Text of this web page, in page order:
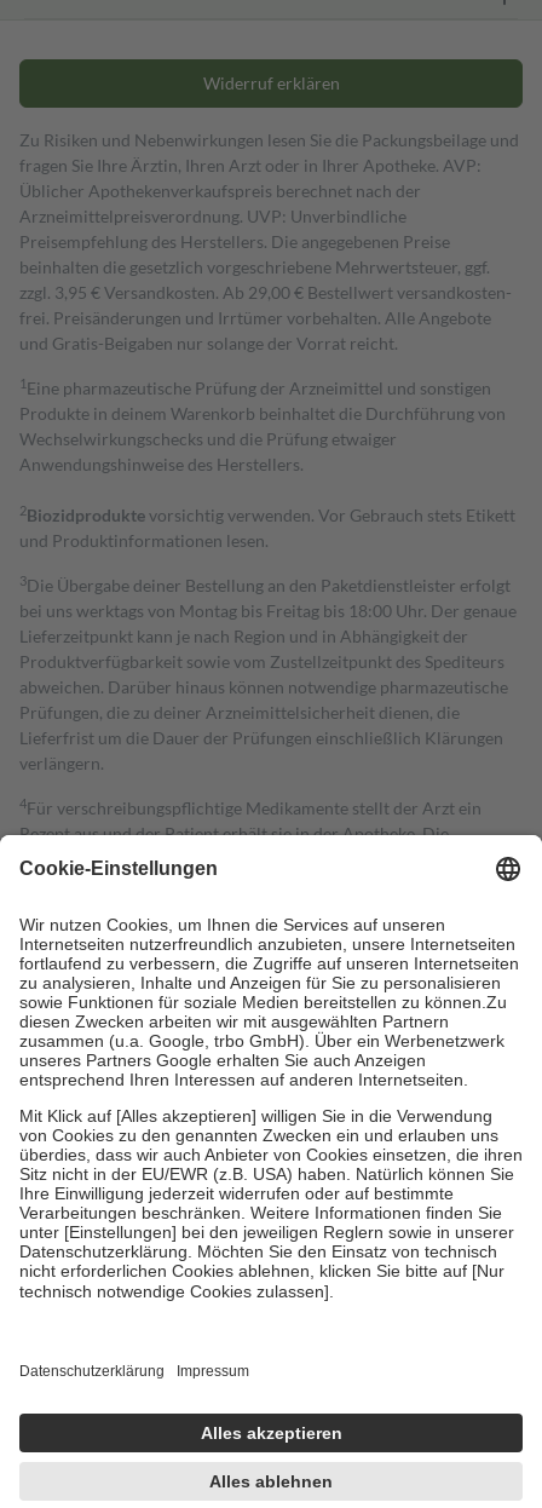
Widerruf erklären
Zu Risiken und Nebenwirkungen lesen Sie die Packungsbeilage und
fragen Sie Ihre Ärztin, Ihren Arzt oder in Ihrer Apotheke. AVP:
Üblicher Apothekenverkaufspreis berechnet nach der
Arzneimittelpreisverordnung. UVP: Unverbindliche
Preisempfehlung des Herstellers. Die angegebenen Preise
beinhalten die gesetzlich vorgeschriebene Mehrwertsteuer, ggf.
zzgl. 3,95 € Versandkosten. Ab 29,00 € Bestell­wert versand­kosten­
frei. Preisänderungen und Irrtümer vorbehalten. Alle Angebote
und Gratis-Beigaben nur solange der Vorrat reicht.
1 Eine pharmazeutische Prüfung der Arzneimittel und sonstigen
Produkte in deinem Warenkorb beinhaltet die Durchführung von
Wechselwirkungschecks und die Prüfung etwaiger
Anwendungshinweise des Herstellers.
2Biozidproduktevorsichtig verwenden. Vor Gebrauch stets Etikett
und Produktinformationen lesen.
3Die Übergabe deiner Bestellung an den Paketdienstleister erfolgt
bei uns werktags von Montag bis Freitag bis 18:00 Uhr. Der genaue
Lieferzeitpunkt kann je nach Region und in Abhängigkeit der
Produktverfügbarkeit sowie vom Zustellzeitpunkt des Spediteurs
abweichen. Darüber hinaus können notwendige pharmazeutische
Prüfungen, die zu deiner Arzneimittelsicherheit dienen, die
Lieferfrist um die Dauer der Prüfungen einschließlich Klärungen
verlängern.
4Für verschreibungspflichtige Medikamente stellt der Arzt ein
Rezept aus und der Patient erhält sie in der Apotheke. Die
gesetzliche Krankenversicherung übernimmt in der Regel die
Kosten dafür, der Versicherte trägt einen Teil davon als Zuzahlung
Grundsätzlich leisten Mitglieder Zuzahlungen in Höhe von zehn
Prozent des Abgabepreises,mindestens jedochfünf Euround
höchstens zehn Euro.Es sind jedoch nie mehr als die tatsächlichen
Kosten der Leistung zu entrichten.
Diese Regeln gelten grundsätzlich auch für Online-Apotheken.
Bei Heilmitteln und häuslicher Krankenpflege beträgt die
Zuzahlung zehn Prozent der Kosten sowie zehn Euro je
Verordnung.
Um das Engagement der Versicherten für ihre eigene Gesundheit zu
stärken und die besondere Stellung der Familie zu unterstützen,
fallenkeine Zuzahlungenan bei:
• Kindern und Jugendlichen bis zum vollendeten 18. Lebensjahr
mit Ausnahme der Fahrkosten
• Untersuchungen zur Vorsorge und Früherkennung, die von der
GKV getragen werden
Einholung von Bewertungen. Trusted Shops hat Maßnahmen
getroffen, um sicherzustellen, dass es sich um echte Bewertungen
handelt. Mehr Informationen findest du hier:
https://help.etrusted.com/hc/de/articles/4419944605341